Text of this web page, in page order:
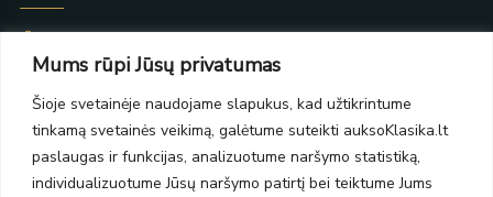
Mums rūpi Jūsų privatumas
Šioje svetainėje naudojame slapukus, kad užtikrintume
tinkamą svetainės veikimą, galėtume suteikti auksoKlasika.lt
paslaugas ir funkcijas, analizuotume naršymo statistiką,
individualizuotume Jūsų naršymo patirtį bei teiktume Jums
PC Molas, Klaipėda
PC BIG 2, Klaipėda
Šilutės pl. 35
PC Banginis, Klaipėda
NAUJIENLAIŠKIS